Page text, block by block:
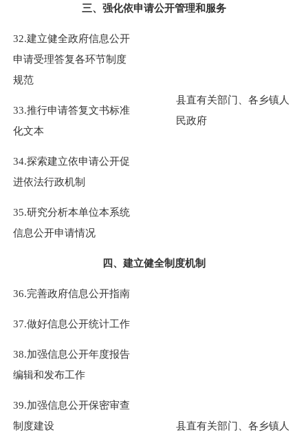
三、强化依申请公开管理和服务
32.建立健全政府信息公开
申请受理答复各环节制度
规范
县直有关部门、各乡镇人
民政府
33.推行申请答复文书标准
化文本
34.探索建立依申请公开促
进依法行政机制
35.研究分析本单位本系统
信息公开申请情况
四、建立健全制度机制
36.完善政府信息公开指南
县直有关部门、各乡镇人
37.做好信息公开统计工作
38.加强信息公开年度报告
编辑和发布工作
39.加强信息公开保密审查
制度建设